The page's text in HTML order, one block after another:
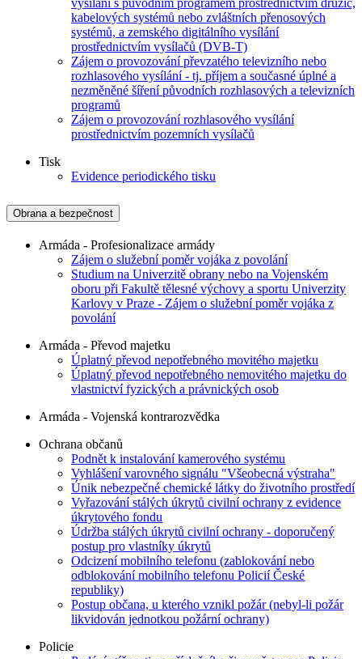
kabelových systémů nebo zvláštních přenosových
systémů, a zemského digitálního vysílání
prostřednictvím vysílačů (DVB-T)
Zájem o provozování převzatého televizního nebo
rozhlasového vysílání - tj. příjem a současné úplné a
nezměněné šíření původních rozhlasových a televizních
programů
Zájem o provozování rozhlasového vysílání
prostřednictvím pozemních vysílačů
Tisk
Evidence periodického tisku
Obrana a bezpečnost
Armáda - Profesionalizace armády
Zájem o služební poměr vojáka z povolání
Studium na Univerzitě obrany nebo na Vojenském
oboru při Fakultě tělesné výchovy a sportu Univerzity
Karlovy v Praze - Zájem o služební poměr vojáka z
povolání
Armáda - Převod majetku
Úplatný převod nepotřebného movitého majetku
Úplatný převod nepotřebného nemovitého majetku do
vlastnictví fyzických a právnických osob
Armáda - Vojenská kontrarozvědka
Ochrana občanů
Podnět k instalování kamerového systému
Vyhlášení varovného signálu "Všeobecná výstraha"
Únik nebezpečné chemické látky do životního prostředí
Vyřazování stálých úkrytů civilní ochrany z evidence
úkrytového fondu
Údržba stálých úkrytů civilní ochrany - doporučený
postup pro vlastníky úkrytů
Odcizení mobilního telefonu (zablokování nebo
odblokování mobilního telefonu Policií České
republiky)
Postup občana, u kterého vznikl požár (nebyl-li požár
likvidován jednotkou požární ochrany)
Policie